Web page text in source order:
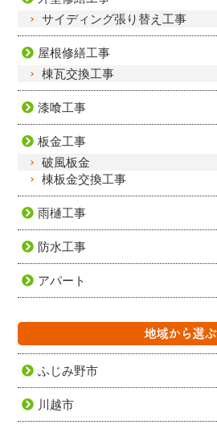
サイディング張り替え工事
屋根修繕工事
棟瓦交換工事
漆喰工事
板金工事
破風板金
棟板金交換工事
雨樋工事
防水工事
アパート
地域から選ぶ
ふじみ野市
川越市